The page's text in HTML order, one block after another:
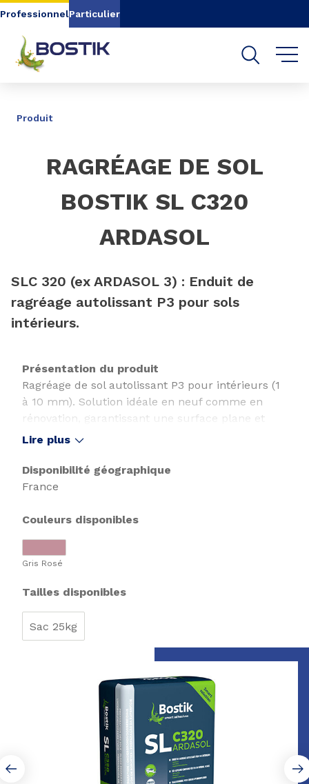
Aller au contenu
Aller au menu
Aller à la recherche
ProfessionnelParticulier
Produit
RAGRÉAGE DE SOL
BOSTIK SL C320
ARDASOL
SLC 320 (ex ARDASOL 3) : Enduit de
ragréage autolissant P3 pour sols
intérieurs.
Présentation du produit
Ragréage de sol autolissant P3 pour intérieurs (1
à 10 mm). Solution idéale en neuf comme en
rénovation, garantissant une surface plane et
robuste dès 3 mm d'épaisseur. Qualité
Lire plus
Disponibilité géographique
France
Couleurs disponibles
Gris Rosé
Tailles disponibles
Sac 25kg